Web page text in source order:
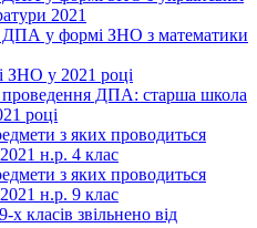
2021
ДПА у формі ЗНО з математики
у 2021 році
проведення ДПА: старша школа
році
з яких проводиться
н.р. 4 клас
з яких проводиться
н.р. 9 клас
х класів звільнено від